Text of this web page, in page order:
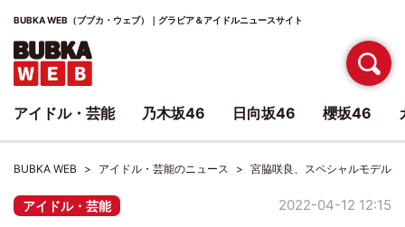
BUBKA WEB（ブブカ・ウェブ）｜グラビア＆アイドルニュースサイト
BUBKA WEB アイドル・芸能のニュース 宮脇咲良、スペシャルモデル
アイドル・芸能 2022-04-12 12:15
アイドル・芸能 乃木坂46 日向坂46 櫻坂46